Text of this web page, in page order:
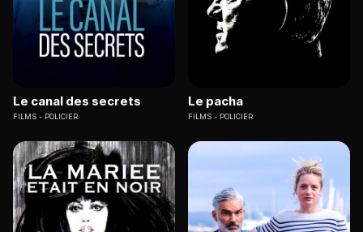
Le canal des secrets
FILMS POLICIER
Le pacha
FILMS POLICIER